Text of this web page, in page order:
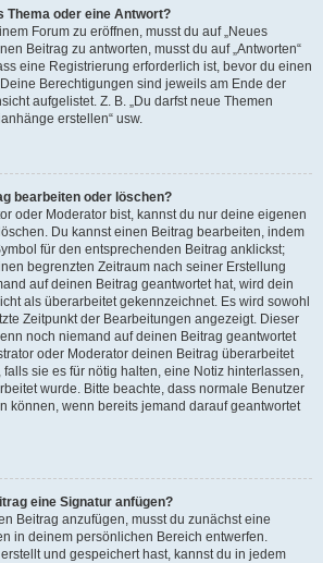
Thema oder eine Antwort?
Forum zu eröffnen, musst du auf „Neues
Beitrag zu antworten, musst du auf „Antworten“
eine Registrierung erforderlich ist, bevor du einen
Berechtigungen sind jeweils am Ende der
aufgelistet. Z. B. „Du darfst neue Themen
erstellen“ usw.
bearbeiten oder löschen?
oder Moderator bist, kannst du nur deine eigenen
Du kannst einen Beitrag bearbeiten, indem
für den entsprechenden Beitrag anklickst;
begrenzten Zeitraum nach seiner Erstellung
auf deinen Beitrag geantwortet hat, wird dein
als überarbeitet gekennzeichnet. Es wird sowohl
Zeitpunkt der Bearbeitungen angezeigt. Dieser
noch niemand auf deinen Beitrag geantwortet
oder Moderator deinen Beitrag überarbeitet
sie es für nötig halten, eine Notiz hinterlassen,
wurde. Bitte beachte, dass normale Benutzer
können, wenn bereits jemand darauf geantwortet
eine Signatur anfügen?
Beitrag anzufügen, musst du zunächst eine
in deinem persönlichen Bereich entwerfen.
und gespeichert hast, kannst du in jedem